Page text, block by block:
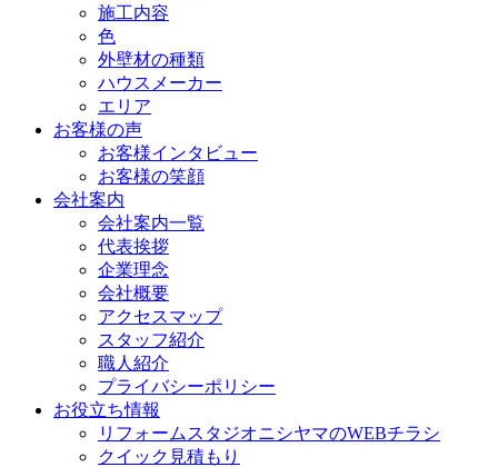
施工内容
色
外壁材の種類
ハウスメーカー
エリア
お客様の声
お客様インタビュー
お客様の笑顔
会社案内
会社案内一覧
代表挨拶
企業理念
会社概要
アクセスマップ
スタッフ紹介
職人紹介
プライバシーポリシー
お役立ち情報
リフォームスタジオニシヤマのWEBチラシ
クイック見積もり